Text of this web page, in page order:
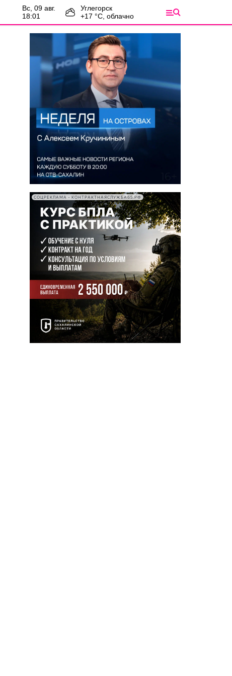
вс, 09 авг.
18:01
Углегорск
+17 °С, облачно
СОЦРЕКЛАМА • КОНТРАКТНАЯСЛУЖБА65.РФ